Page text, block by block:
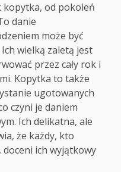
kopytka, od pokoleń
danie
może być
wielką zaletą jest
przez cały rok i
Kopytka to także
ugotowanych
czyni je daniem
Ich delikatna, ale
że każdy, kto
ich wyjątkowy